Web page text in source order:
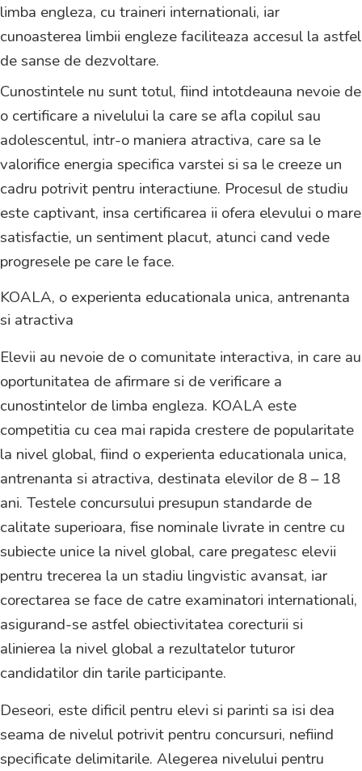
limba engleza, cu traineri internationali, iar
cunoasterea limbii engleze faciliteaza accesul la astfel
de sanse de dezvoltare.
Cunostintele nu sunt totul, fiind intotdeauna nevoie de
o certificare a nivelului la care se afla copilul sau
adolescentul, intr-o maniera atractiva, care sa le
valorifice energia specifica varstei si sa le creeze un
cadru potrivit pentru interactiune. Procesul de studiu
este captivant, insa certificarea ii ofera elevului o mare
satisfactie, un sentiment placut, atunci cand vede
progresele pe care le face.
KOALA, o experienta educationala unica, antrenanta
si atractiva
Elevii au nevoie de o comunitate interactiva, in care au
oportunitatea de afirmare si de verificare a
cunostintelor de limba engleza. KOALA este
competitia cu cea mai rapida crestere de popularitate
la nivel global, fiind o experienta educationala unica,
antrenanta si atractiva, destinata elevilor de 8 – 18
ani. Testele concursului presupun standarde de
calitate superioara, fise nominale livrate in centre cu
subiecte unice la nivel global, care pregatesc elevii
pentru trecerea la un stadiu lingvistic avansat, iar
corectarea se face de catre examinatori internationali,
asigurand-se astfel obiectivitatea corecturii si
alinierea la nivel global a rezultatelor tuturor
candidatilor din tarile participante.
Deseori, este dificil pentru elevi si parinti sa isi dea
seama de nivelul potrivit pentru concursuri, nefiind
specificate delimitarile. Alegerea nivelului pentru